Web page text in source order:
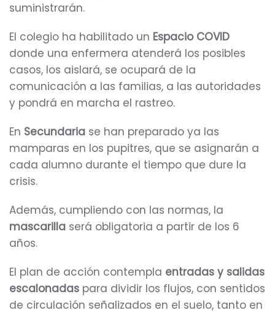
suministrarán.
El colegio ha habilitado un Espacio COVID
donde una enfermera atenderá los posibles
casos, los aislará, se ocupará de la
comunicación a las familias, a las autoridades
y pondrá en marcha el rastreo.
En Secundaria se han preparado ya las
mamparas en los pupitres, que se asignarán a
cada alumno durante el tiempo que dure la
crisis.
Además, cumpliendo con las normas, la
mascarilla será obligatoria a partir de los 6
años.
El plan de acción contempla entradas y salidas
escalonadas para dividir los flujos, con sentidos
de circulación señalizados en el suelo, tanto en